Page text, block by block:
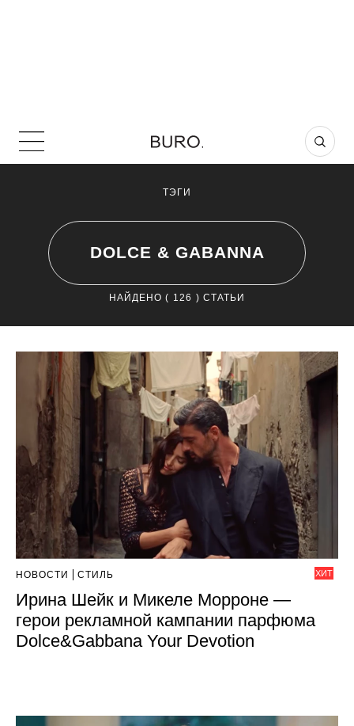
ТЭГИ
DOLCE & GABANNA
НАЙДЕНО ( 126 ) СТАТЬИ
ХИТ
НОВОСТИ СТИЛЬ
Ирина Шейк и Микеле Морроне —
герои рекламной кампании парфюма
Dolce&Gabbana Your Devotion